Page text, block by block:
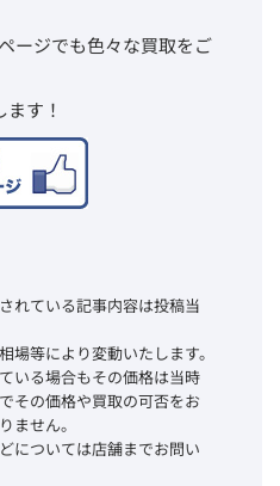
ージでも色々な買取をご
す！
れている記事内容は投稿当
場等により変動いたします。
いる場合もその価格は当時
その価格や買取の可否をお
ません。
については店舗までお問い